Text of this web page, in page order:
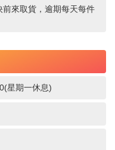
來取貨，逾期每天每件
星期一休息)